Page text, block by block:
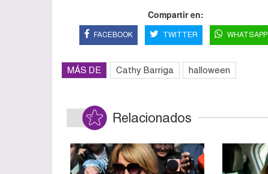
Compartir en:
FACEBOOK TWITTER WHATSAPP
MÁS DE Cathy Barriga halloween
Relacionados